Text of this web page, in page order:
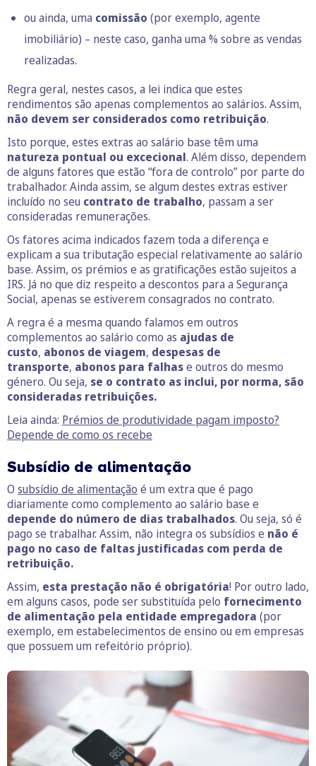
ou ainda, uma comissão (por exemplo, agente
imobiliário) – neste caso, ganha uma % sobre as vendas
realizadas.
Regra geral, nestes casos, a lei indica que estes
rendimentos são apenas complementos ao salários. Assim,
não devem ser considerados como retribuição.
Isto porque, estes extras ao salário base têm uma
natureza pontual ou excecional. Além disso, dependem
de alguns fatores que estão “fora de controlo” por parte do
trabalhador. Ainda assim, se algum destes extras estiver
incluído no seu contrato de trabalho, passam a ser
consideradas remunerações.
Os fatores acima indicados fazem toda a diferença e
explicam a sua tributação especial relativamente ao salário
base. Assim, os prémios e as gratificações estão sujeitos a
IRS. Já no que diz respeito a descontos para a Segurança
Social, apenas se estiverem consagrados no contrato.
A regra é a mesma quando falamos em outros
complementos ao salário como as ajudas de
custo, abonos de viagem, despesas de
transporte, abonos para falhase outros do mesmo
género. Ou seja, se o contrato as inclui, por norma, são
consideradas retribuições.
Leia ainda: Prémios de produtividade pagam imposto?
Depende de como os recebe
Subsídio de alimentação
O subsídio de alimentação é um extra que é pago
diariamente como complemento ao salário base e
depende do número de dias trabalhados. Ou seja, só é
pago se trabalhar. Assim, não integra os subsídios e não é
pago no caso de faltas justificadas com perda de
retribuição.
Assim, esta prestação não é obrigatória! Por outro lado,
em alguns casos, pode ser substituída pelo fornecimento
de alimentação pela entidade empregadora (por
exemplo, em estabelecimentos de ensino ou em empresas
que possuem um refeitório próprio).